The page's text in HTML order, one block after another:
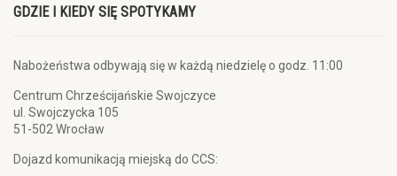
GDZIE I KIEDY SIĘ SPOTYKAMY
Nabożeństwa odbywają się w każdą niedzielę o godz. 11:00
Centrum Chrześcijańskie Swojczyce
ul. Swojczycka 105
51-502 Wrocław
Dojazd komunikacją miejską do CCS: